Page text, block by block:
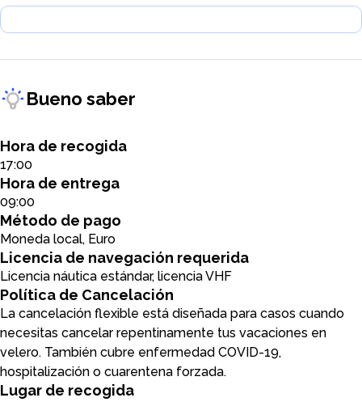
Bueno saber
Hora de recogida
17:00
Hora de entrega
09:00
Método de pago
Moneda local, Euro
Licencia de navegación requerida
Licencia náutica estándar, licencia VHF
Política de Cancelación
La cancelación flexible está diseñada para casos cuando
necesitas cancelar repentinamente tus vacaciones en
velero. También cubre enfermedad COVID-19,
hospitalización o cuarentena forzada.
Lugar de recogida